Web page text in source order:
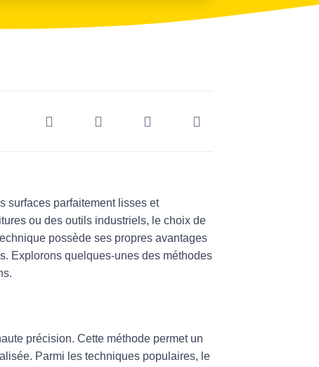
surfaces parfaitement lisses et
ou des outils industriels, le choix de
possède ses propres avantages
Explorons quelques-unes des méthodes
précision. Cette méthode permet un
Parmi les techniques populaires, le